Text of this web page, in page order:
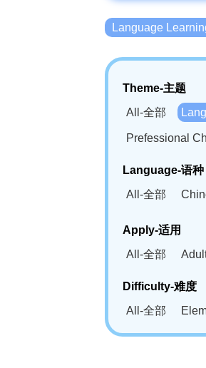
Language
Theme-主题
All-全部
Prefessional
Language-语种
All-全部
Bahasa
Swahili(SW)-
Apply-适用
All-全部
Difficulty-难度
All-全部